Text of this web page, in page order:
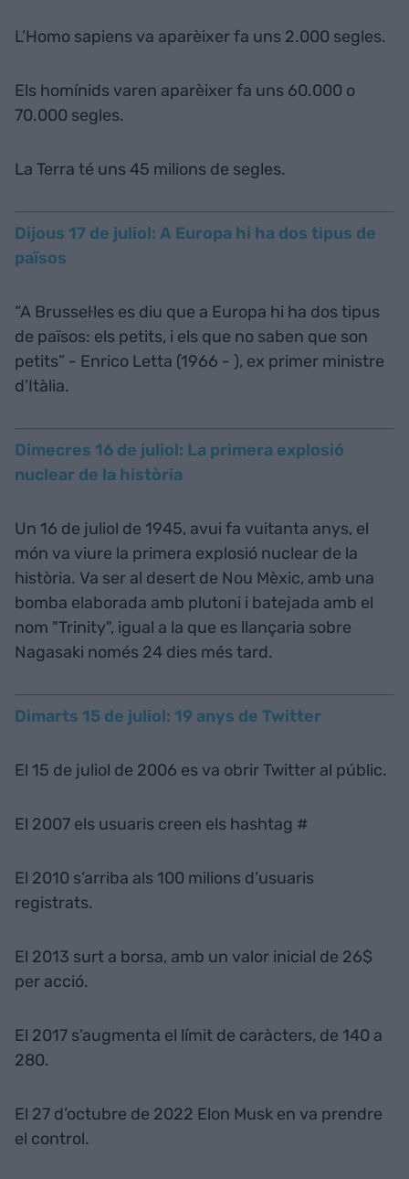
L’Homo sapiens va aparèixer fa uns 2.000 segles.
Els homínids varen aparèixer fa uns 60.000 o
70.000 segles.
La Terra té uns 45 milions de segles.
Dijous 17 de juliol: A Europa hi ha dos tipus de
països
“A Brussel·les es diu que a Europa hi ha dos tipus
de països: els petits, i els que no saben que son
petits” - Enrico Letta (1966 - ), ex primer ministre
d’Itàlia.
Dimecres 16 de juliol: La primera explosió
nuclear de la història
Un 16 de juliol de 1945, avui fa vuitanta anys, el
món va viure la primera explosió nuclear de la
història. Va ser al desert de Nou Mèxic, amb una
bomba elaborada amb plutoni i batejada amb el
nom "Trinity", igual a la que es llançaria sobre
Nagasaki només 24 dies més tard.
Dimarts 15 de juliol: 19 anys de Twitter
El 15 de juliol de 2006 es va obrir Twitter al públic.
El 2007 els usuaris creen els hashtag #
El 2010 s’arriba als 100 milions d’usuaris
registrats.
El 2013 surt a borsa, amb un valor inicial de 26$
per acció.
El 2017 s’augmenta el límit de caràcters, de 140 a
280.
El 27 d’octubre de 2022 Elon Musk en va prendre
el control.